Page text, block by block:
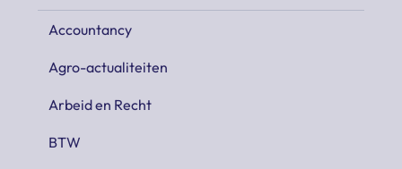
Accountancy
Agro-actualiteiten
Arbeid en Recht
BTW